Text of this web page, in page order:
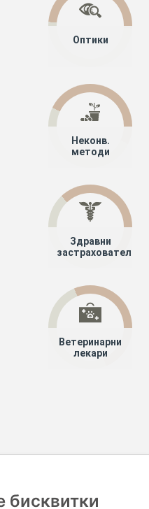
Оптики
Неконв.
методи
Здравни
застрахователи
Ветеринарни
лекари
бисквитки